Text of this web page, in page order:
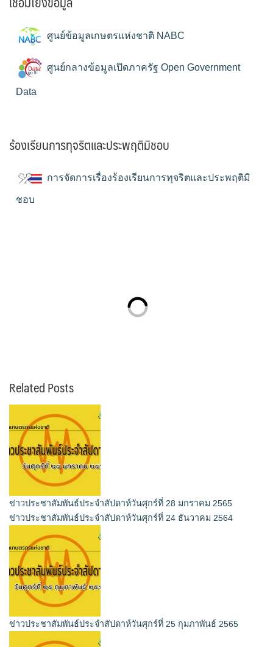
ศูนย์ข้อมูลเกษตรแห่งชาติ NABC
ศูนย์กลางข้อมูลเปิดภาครัฐ Open Government
Data
ร้องเรียนการทุจริตและประพฤติมิชอบ
การจัดการเรื่องร้องเรียนการทุจริตและประพฤติมิ
ชอบ
Related Posts
ข่าวประชาสัมพันธ์ประจำสัปดาห์วันศุกร์ที่ 28 มกราคม 2565
ข่าวประชาสัมพันธ์ประจำสัปดาห์วันศุกร์ที่ 24 ธันวาคม 2564
ข่าวประชาสัมพันธ์ประจำสัปดาห์วันศุกร์ที่ 25 กุมภาพันธ์ 2565